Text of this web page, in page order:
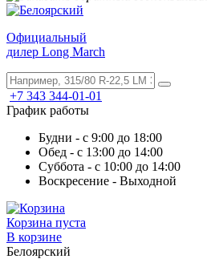
Официальный
дилер Long March
+7 343 344-01-01
График работы
Будни - с 9:00 до 18:00
Обед - с 13:00 до 14:00
Суббота - с 10:00 до 14:00
Воскресение - Выходной
Корзина пуста
В корзине
Белоярский